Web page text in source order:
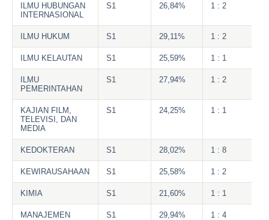
ILMU HUBUNGAN
INTERNASIONAL
S1 26,84% 1 : 2
ILMU HUKUM S1 29,11% 1 : 2
ILMU KELAUTAN S1 25,59% 1 : 1
ILMU
PEMERINTAHAN
S1 27,94% 1 : 2
KAJIAN FILM,
TELEVISI, DAN
MEDIA
S1 24,25% 1 : 1
KEDOKTERAN S1 28,02% 1 : 8
KEWIRAUSAHAAN S1 25,58% 1 : 2
KIMIA S1 21,60% 1 : 1
MANAJEMEN S1 29,94% 1 : 4